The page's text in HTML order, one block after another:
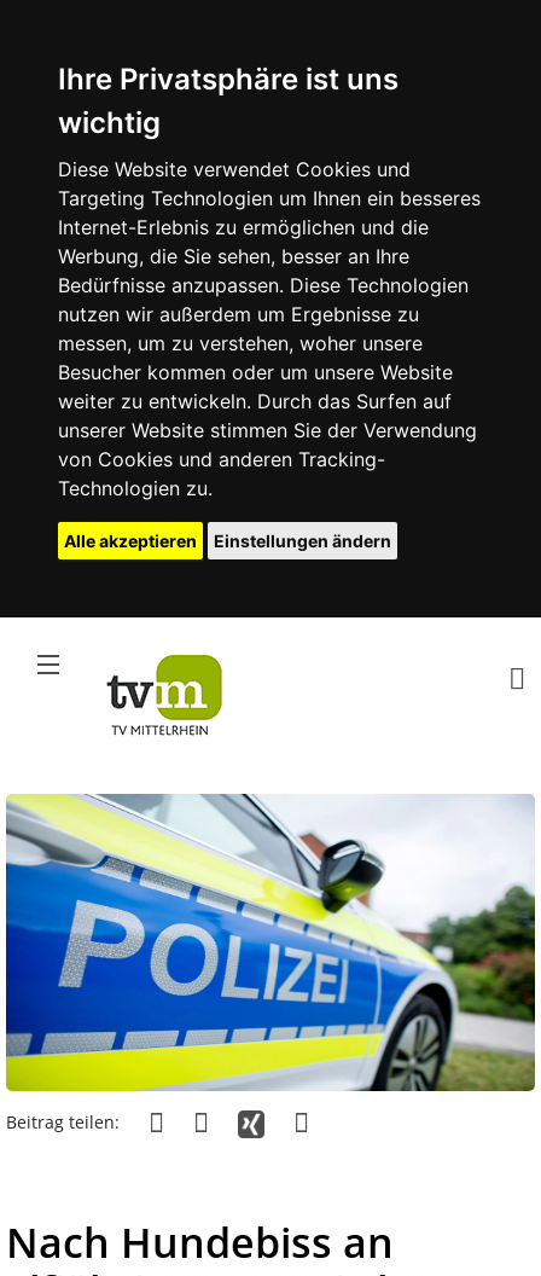
Ihre Privatsphäre ist uns
wichtig
Diese Website verwendet Cookies und
Targeting Technologien um Ihnen ein besseres
Internet-Erlebnis zu ermöglichen und die
Werbung, die Sie sehen, besser an Ihre
Bedürfnisse anzupassen. Diese Technologien
nutzen wir außerdem um Ergebnisse zu
messen, um zu verstehen, woher unsere
Besucher kommen oder um unsere Website
weiter zu entwickeln. Durch das Surfen auf
unserer Website stimmen Sie der Verwendung
von Cookies und anderen Tracking-
Technologien zu.
Alle akzeptieren Einstellungen ändern
Beitrag teilen:
Nach Hundebiss an